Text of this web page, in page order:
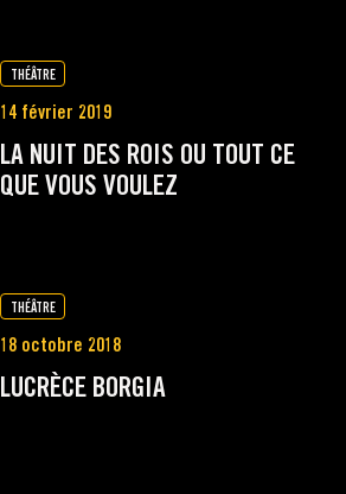
THÉÂTRE
14 février 2019
LA NUIT DES ROIS OU TOUT CE
QUE VOUS VOULEZ
THÉÂTRE
18 octobre 2018
LUCRÈCE BORGIA